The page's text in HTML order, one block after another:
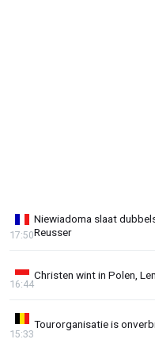
Niewiadoma slaat
Reusser
17:50
Christen wint in Polen,
16:44
Tourorganisatie is
15:33